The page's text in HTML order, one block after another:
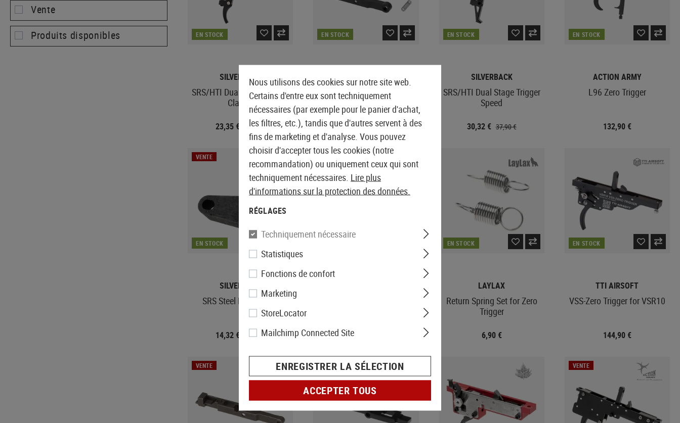
Vente
Produits disponibles
EN STOCK
SILVERBACK
SRS/HTI Dual Stage Trigger
Classic
23,35 € 37,90 €
EN STOCK
ACTION ARMY
Marui M40A5 Steel Sear Set
57,52 € 71,90 €
EN STOCK
SILVERBACK
SRS/HTI Dual Stage Trigger
Speed
30,32 € 37,90 €
EN STOCK
ACTION ARMY
L96 Zero Trigger
132,90 €
VENTE
EN STOCK
SILVERBACK
SRS Steel Piston Sear
14,32 € 17,90 € 2,48 €
EN STOCK
LAYLAX
Return Spring Set for Zero
Trigger
6,90 €
EN STOCK
TTI AIRSOFT
VSS-Zero Trigger for VSR10
144,90 €
VENTE VENTE VENTE
Nous utilisons des cookies sur notre site web.
Certains d'entre eux sont techniquement
nécessaires (par exemple pour le panier d'achat,
les filtres, etc.), tandis que d'autres servent à des
fins de marketing et d'analyse. Vous pouvez
choisir d'accepter tous les cookies (notre
recommandation) ou uniquement ceux qui sont
techniquement nécessaires. Lire plus
d'informations sur la protection des données.
RÉGLAGES
Techniquement nécessaire
Statistiques
Fonctions de confort
Marketing
StoreLocator
Mailchimp Connected Site
ENREGISTRER LA SÉLECTION
ACCEPTER TOUS